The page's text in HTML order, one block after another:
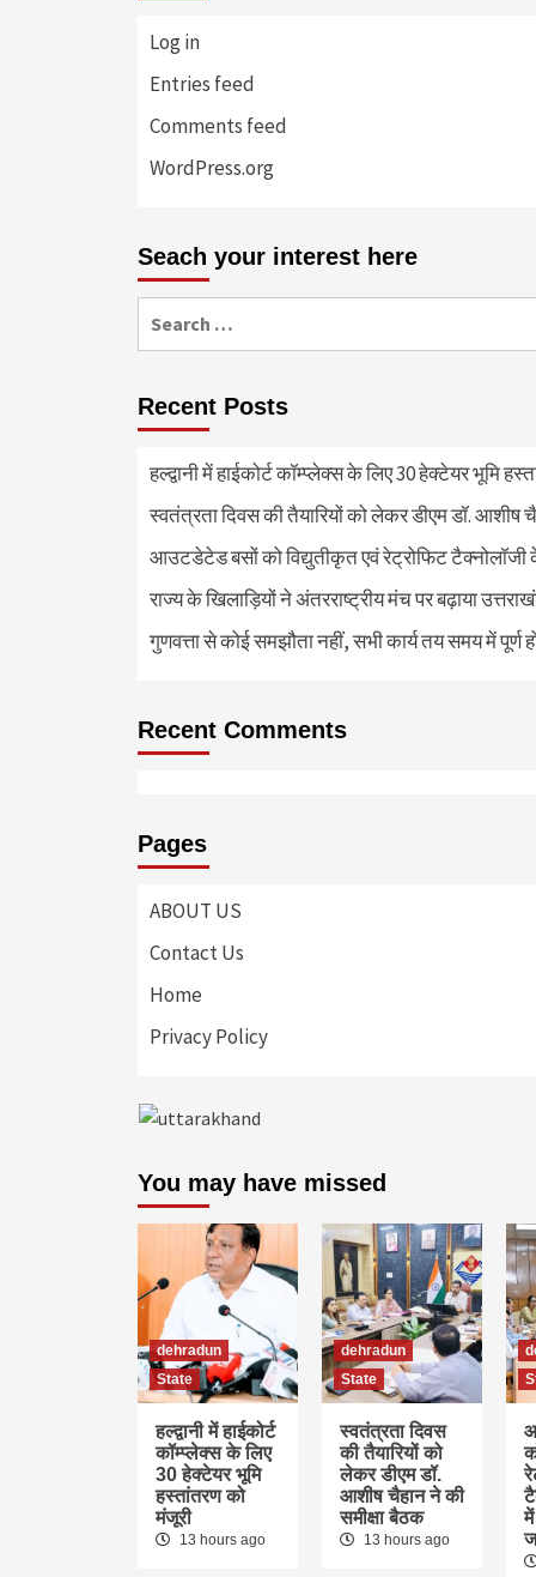
Log in
Entries feed
Comments feed
WordPress.org
Seach your interest here
for:
Recent Posts
हल्द्वानी में हाईकोर्ट कॉम्प्लेक्स के लिए 30 हेक्टेयर भूमि
स्वतंत्रता दिवस की तैयारियों को लेकर डीएम डॉ. आशीष
आउटडेटेड बसों को विद्युतीकृत एवं रेट्रोफिट टैक्नोलाॅजी
राज्य के खिलाड़ियों ने अंतरराष्ट्रीय मंच पर बढ़ाया
गुणवत्ता से कोई समझौता नहीं, सभी कार्य तय समय में पूर्ण
Recent Comments
Pages
ABOUT US
Contact Us
Home
Privacy Policy
You may have missed
dehradun
State
हल्द्वानी में हाईकोर्ट
कॉम्प्लेक्स के लिए
30 हेक्टेयर भूमि
हस्तांतरण को
मंजूरी
13 hours ago
dehradun
State
स्वतंत्रता दिवस
की तैयारियों को
लेकर डीएम डॉ.
आशीष चैहान ने की
समीक्षा बैठक
13 hours ago
में